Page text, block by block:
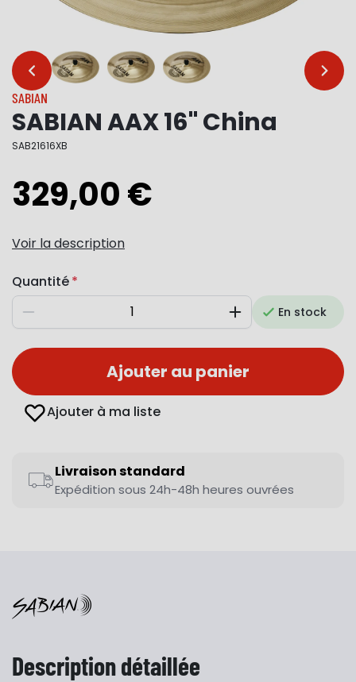
… …
SABIAN
SABIAN AAX 16" China
SAB21616XB
329,00 €
Voir la description
Quantité
Diminuer AugmenterEn stock
Ajouter au panier
Ajouter à ma liste
Livraison standard
Expédition sous 24h-48h heures ouvrées
Description détaillée